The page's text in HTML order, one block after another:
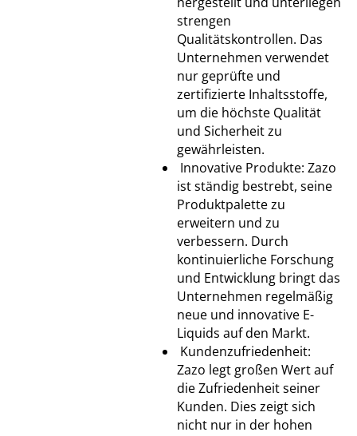
strengen
Qualitätskontrollen. Das
Unternehmen verwendet
nur geprüfte und
zertifizierte Inhaltsstoffe,
um die höchste Qualität
und Sicherheit zu
gewährleisten.
Innovative Produkte: Zazo
ist ständig bestrebt, seine
Produktpalette zu
erweitern und zu
verbessern. Durch
kontinuierliche Forschung
und Entwicklung bringt das
Unternehmen regelmäßig
neue und innovative E-
Liquids auf den Markt.
Kundenzufriedenheit:
Zazo legt großen Wert auf
die Zufriedenheit seiner
Kunden. Dies zeigt sich
nicht nur in der hohen